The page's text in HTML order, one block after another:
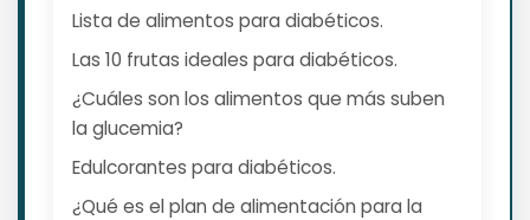
Lista de alimentos para diabéticos.
Las 10 frutas ideales para diabéticos.
¿Cuáles son los alimentos que más suben
la glucemia?
Edulcorantes para diabéticos.
¿Qué es el plan de alimentación para la